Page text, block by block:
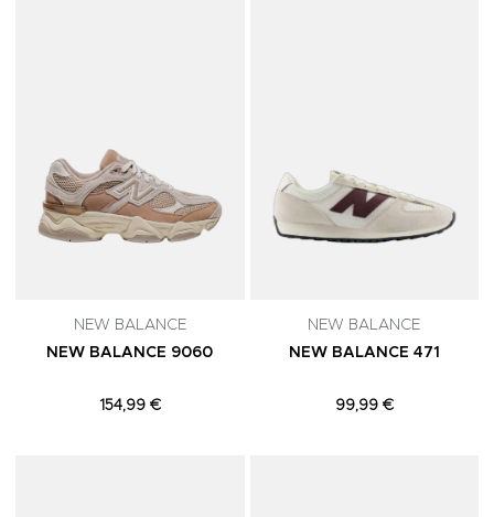
NEW BALANCE
NEW BALANCE 9060
154,99 €
NEW BALANCE
NEW BALANCE 471
99,99 €